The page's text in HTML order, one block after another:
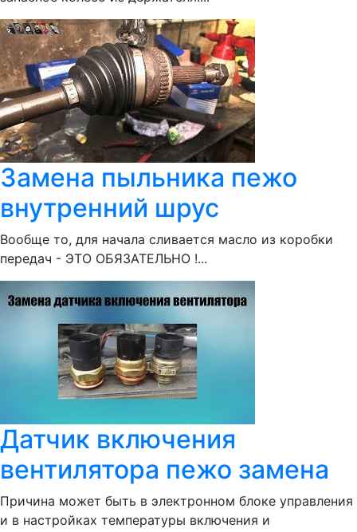
Замена пыльника пежо
внутренний шрус
Вообще то, для начала сливается масло из коробки
передач - ЭТО ОБЯЗАТЕЛЬНО !...
Датчик включения
вентилятора пежо замена
Причина может быть в электронном блоке управления
и в настройках температуры включения и